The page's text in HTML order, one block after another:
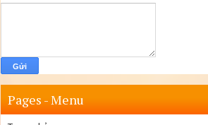
Pages - Menu